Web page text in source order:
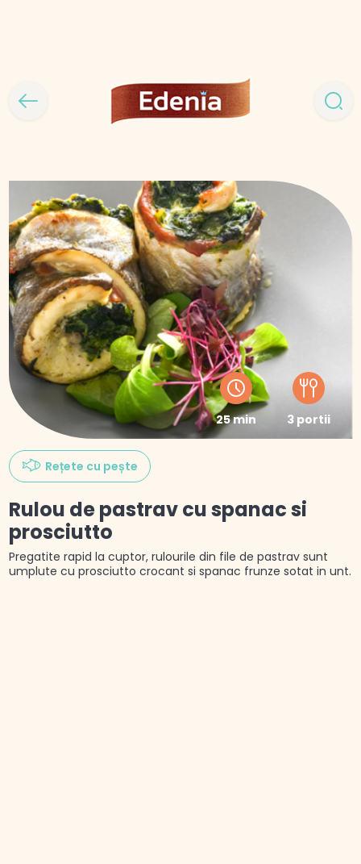
25 min 3 portii
Rețete cu pește
Rulou de pastrav cu spanac si
prosciutto
Pregatite rapid la cuptor, rulourile din file de pastrav sunt
umplute cu prosciutto crocant si spanac frunze sotat in unt.